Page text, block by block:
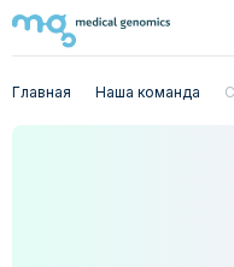
Главная Наша команда